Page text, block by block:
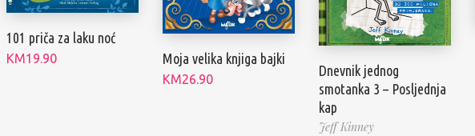
101 priča za laku noć
KM19.90 Moja velika knjiga bajki
KM26.90
Dnevnik jednog
smotanka 3 – Posljednja
kap
Jeff Kinney